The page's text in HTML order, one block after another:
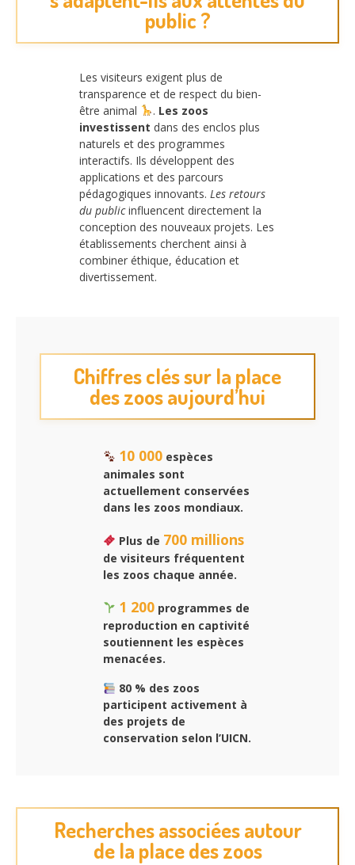
public ?
Les visiteurs exigent plus de
transparence et de respect du bien-
être animal
. Les zoos
investissent dans des enclos plus
naturels et des programmes
interactifs. Ils développent des
applications et des parcours
pédagogiques innovants. Les retours
du publicinfluencent directement la
conception des nouveaux projets. Les
établissements cherchent ainsi à
combiner éthique, éducation et
divertissement.
Chiffres clés sur la place
des zoos aujourd’hui
10 000espèces
animales sont
actuellement conservées
dans les zoos mondiaux.
Plus de 700 millions
de visiteurs fréquentent
les zoos chaque année.
1 200programmes de
reproduction en captivité
soutiennent les espèces
menacées.
80 % des zoos
participent activement à
des projets de
conservation selon l’UICN.
Recherches associées autour
de la place des zoos